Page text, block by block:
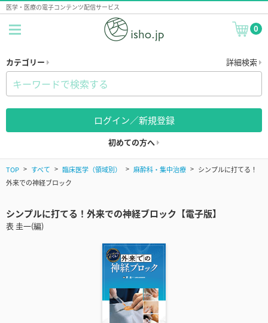
医学・医療の電子コンテンツ配信サービス
0
カテゴリー 詳細検索
ログイン／新規登録
初めての方へ
TOP すべて 臨床医学（領域別） 麻酔科・集中治療
シンプルに打てる！
外来での神経ブロック
シンプルに打てる！外来での神経ブロック【電子版】
表 圭一(編)